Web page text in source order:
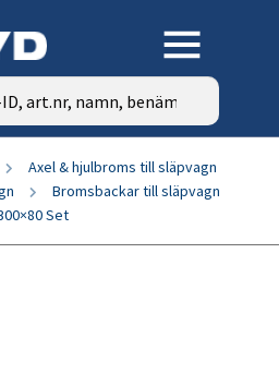
Axel & hjulbroms till släpvagn
Bromsbackar till släpvagn
Set